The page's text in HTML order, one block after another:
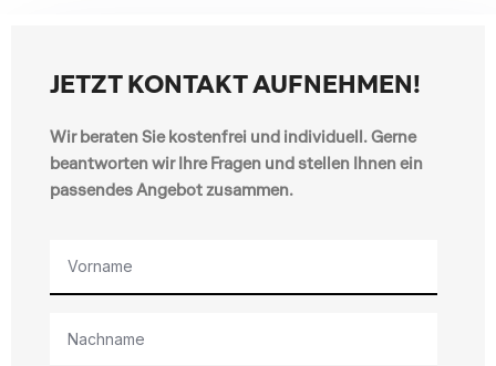
JETZT KONTAKT AUFNEHMEN!
Wir beraten Sie kostenfrei und individuell. Gerne
beantworten wir Ihre Fragen und stellen Ihnen ein
passendes Angebot zusammen.